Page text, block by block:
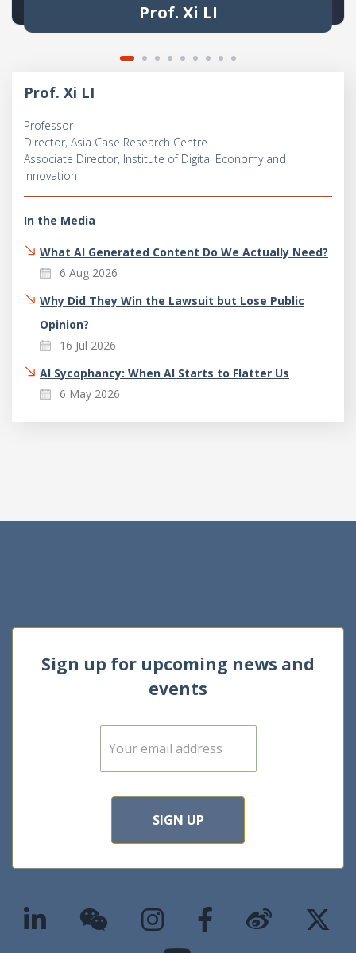
Prof. Xi LI
Prof. Xi LI
Professor
Director, Asia Case Research Centre
Associate Director, Institute of Digital Economy and
Innovation
In the Media
What AI Generated Content Do We Actually Need?
6 Aug 2026
Why Did They Win the Lawsuit but Lose Public
Opinion?
16 Jul 2026
AI Sycophancy: When AI Starts to Flatter Us
6 May 2026
Sign up for upcoming news and
events
E
m
SIGN UP